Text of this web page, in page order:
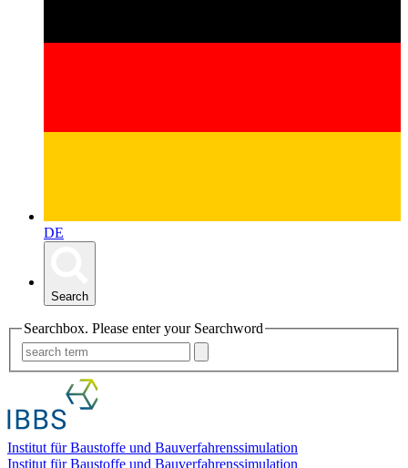
DE
Search
Searchbox. Please enter your Searchword
Institut für Baustoffe und Bauverfahrenssimulation
Institut für Baustoffe und Bauverfahrenssimulation